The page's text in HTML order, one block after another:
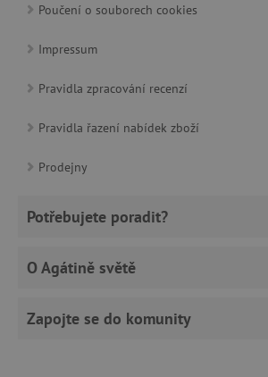
Poučení o souborech cookies
Impressum
Pravidla zpracování recenzí
Pravidla řazení nabídek zboží
Prodejny
Potřebujete poradit?
O Agátině světě
Zapojte se do komunity